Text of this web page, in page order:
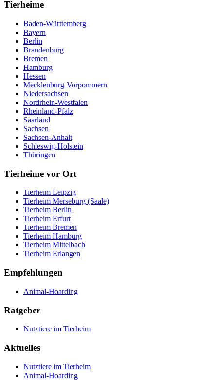
Tierheime
Baden-Württemberg
Bayern
Berlin
Brandenburg
Bremen
Hamburg
Hessen
Mecklenburg-Vorpommern
Niedersachsen
Nordrhein-Westfalen
Rheinland-Pfalz
Saarland
Sachsen
Sachsen-Anhalt
Schleswig-Holstein
Thüringen
Tierheime vor Ort
Tierheim Leipzig
Tierheim Merseburg (Saale)
Tierheim Berlin
Tierheim Erfurt
Tierheim Bremen
Tierheim Hamburg
Tierheim Mittelbach
Tierheim Erlangen
Empfehlungen
Animal-Hoarding
Ratgeber
Nutztiere im Tierheim
Aktuelles
Nutztiere im Tierheim
Animal-Hoarding